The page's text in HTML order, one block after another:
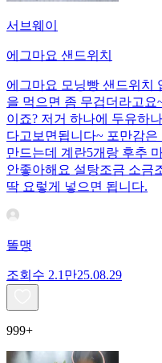
서브웨이
에그마요 샌드위치
에그마요 모닝빵 샌드위치
을 먹으면 좀 무겁더라고
이죠? 저거 하나에 두유하
다고보면됩니다~ 포만감
만드는데 계란5개랑 후추
안좋아해요 설탕조금 소금
딱 요렇게 넣으면 됩니다.
똘맹
조회수 2.1만25.08.29
999+